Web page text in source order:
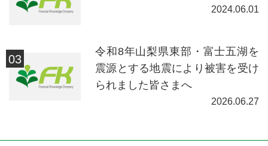
2024.06.01
令和8年山梨県東部・富士五湖を
震源とする地震により被害を受け
られました皆さまへ
2026.06.27